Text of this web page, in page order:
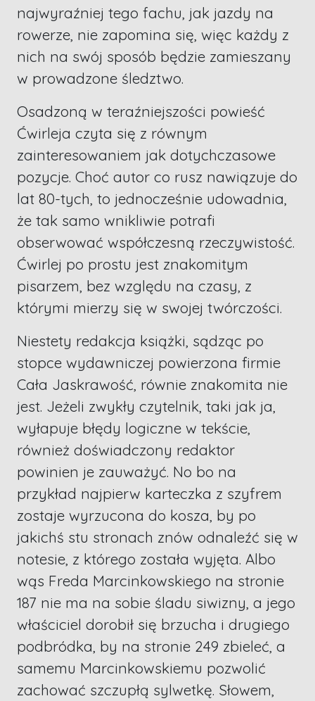
najwyraźniej tego fachu, jak jazdy na
rowerze, nie zapomina się, więc każdy z
nich na swój sposób będzie zamieszany
w prowadzone śledztwo.
Osadzoną w teraźniejszości powieść
Ćwirleja czyta się z równym
zainteresowaniem jak dotychczasowe
pozycje. Choć autor co rusz nawiązuje do
lat 80-tych, to jednocześnie udowadnia,
że tak samo wnikliwie potrafi
obserwować współczesną rzeczywistość.
Ćwirlej po prostu jest znakomitym
pisarzem, bez względu na czasy, z
którymi mierzy się w swojej twórczości.
Niestety redakcja książki, sądząc po
stopce wydawniczej powierzona firmie
Cała Jaskrawość, równie znakomita nie
jest. Jeżeli zwykły czytelnik, taki jak ja,
wyłapuje błędy logiczne w tekście,
również doświadczony redaktor
powinien je zauważyć. No bo na
przykład najpierw karteczka z szyfrem
zostaje wyrzucona do kosza, by po
jakichś stu stronach znów odnaleźć się w
notesie, z którego została wyjęta. Albo
wąs Freda Marcinkowskiego na stronie
187 nie ma na sobie śladu siwizny, a jego
właściciel dorobił się brzucha i drugiego
podbródka, by na stronie 249 zbieleć, a
samemu Marcinkowskiemu pozwolić
zachować szczupłą sylwetkę. Słowem,